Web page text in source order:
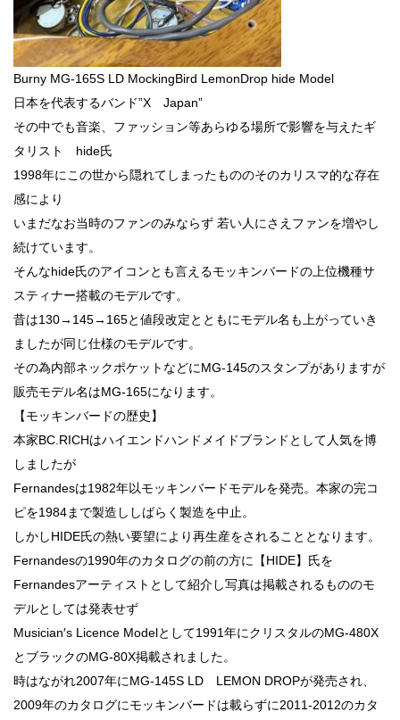
Burny MG-165S LD MockingBird LemonDrop hide Model
日本を代表するバンド”X Japan”
その中でも音楽、ファッション等あらゆる場所で影響を与えたギ
タリスト hide氏
1998年にこの世から隠れてしまったもののそのカリスマ的な存在
感により
いまだなお当時のファンのみならず 若い人にさえファンを増やし
続けています。
そんなhide氏のアイコンとも言えるモッキンバードの上位機種サ
スティナー搭載のモデルです。
昔は130→145→165と値段改定とともにモデル名も上がっていき
ましたが同じ仕様のモデルです。
その為内部ネックポケットなどにMG-145のスタンプがありますが
販売モデル名はMG-165になります。
【モッキンバードの歴史】
本家BC.RICHはハイエンドハンドメイドブランドとして人気を博
しましたが
Fernandesは1982年以モッキンバードモデルを発売。本家の完コ
ピを1984まで製造ししばらく製造を中止。
しかしHIDE氏の熱い要望により再生産をされることとなります。
Fernandesの1990年のカタログの前の方に【HIDE】氏を
Fernandesアーティストとして紹介し写真は掲載されるもののモ
デルとしては発表せず
Musician′s Licence Modelとして1991年にクリスタルのMG-480X
とブラックのMG-80X掲載されました。
時はながれ2007年にMG-145S LD LEMON DROPが発売され、
2009年のカタログにモッキンバードは載らずに2011-2012のカタ